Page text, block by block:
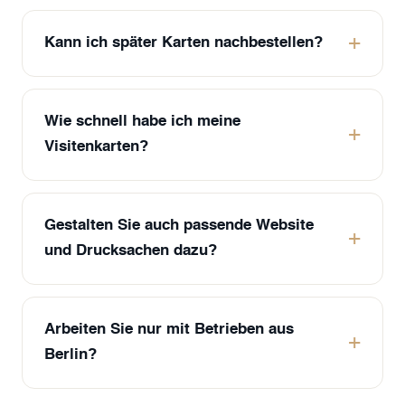
Kann ich später Karten nachbestellen?
Wie schnell habe ich meine
Visitenkarten?
Gestalten Sie auch passende Website
und Drucksachen dazu?
Arbeiten Sie nur mit Betrieben aus
Berlin?